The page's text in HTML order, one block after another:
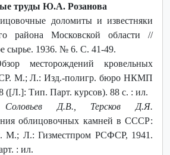
труды Ю.А. Розанова
доломиты и известняки
района Московской области //
сырье. 1936. № 6. С. 41-49.
месторождений кровельных
М.; Л.: Изд.-полигр. бюро НКМП
Тип. Парт. курсов). 88 с. : ил.
Д.В., Терсков Д.Я.
облицовочных камней в СССР:
М.; Л.: Гизместпром РСФСР, 1941.
: ил.